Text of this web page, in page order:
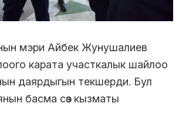
мэри Айбек Жунушалиев
карата участкалык шайлоо
даярдыгын текшерди. Бул
басма сөз кызматы